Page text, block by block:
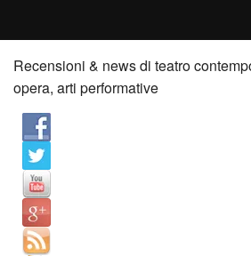
Home
Recensioni
Anticipazioni
News
Palazzi consiglia
Recensioni & news di teatro
opera, arti performative